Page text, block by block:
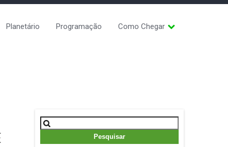
Planetário Programação Como Chegar
Pesquisar
por: